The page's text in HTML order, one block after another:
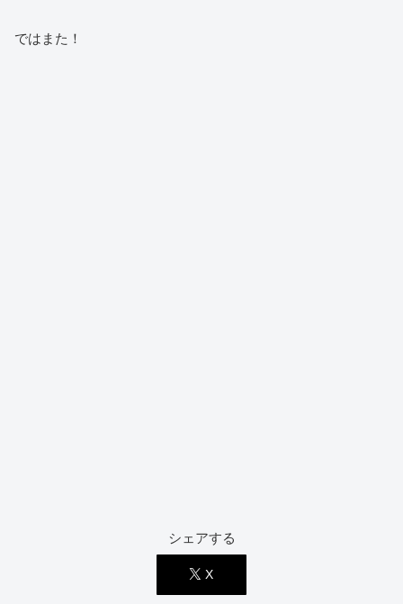
ではまた！
シェアする
X